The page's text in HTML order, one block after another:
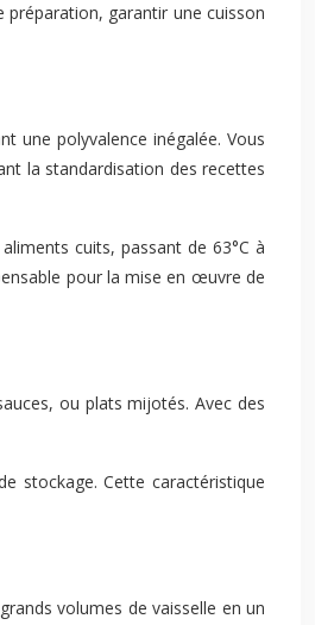
garantir une cuisson
une polyvalence inégalée. Vous
la standardisation des recettes
cuits, passant de 63°C à
pour la mise en œuvre de
ou plats mijotés. Avec des
stockage. Cette caractéristique
volumes de vaisselle en un